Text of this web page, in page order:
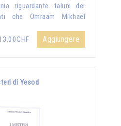
riguardante taluni dei
che Omraam Mikhaël
Aggiungere
di Yesod